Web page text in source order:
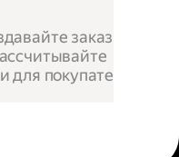
заказы в
для покупателей.